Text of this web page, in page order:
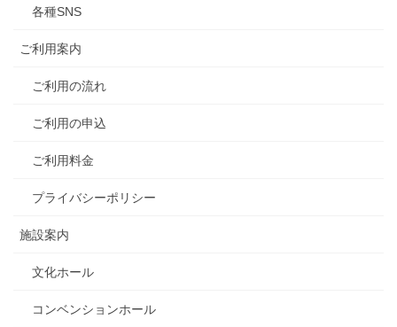
各種SNS
ご利用案内
ご利用の流れ
ご利用の申込
ご利用料金
プライバシーポリシー
施設案内
文化ホール
コンベンションホール